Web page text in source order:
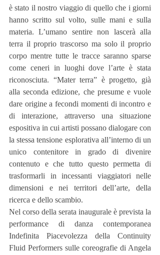
è stato il nostro viaggio di quello che i giorni
hanno scritto sul volto, sulle mani e sulla
materia. L’umano sentire non lascerà alla
terra il proprio trascorso ma solo il proprio
corpo mentre tutte le tracce saranno sparse
come ceneri in luoghi dove l’arte è stata
riconosciuta. “Mater terra” è progetto, già
alla seconda edizione, che presume e vuole
dare origine a fecondi momenti di incontro e
di interazione, attraverso una situazione
espositiva in cui artisti possano dialogare con
la stessa tensione esplorativa all’interno di un
unico contenitore in grado di divenire
contenuto e che tutto questo permetta di
trasformarli in incessanti viaggiatori nelle
dimensioni e nei territori dell’arte, della
ricerca e dello scambio.
Nel corso della serata inaugurale è prevista la
performance di danza contemporanea
Indefinita Piacevolezza della Continuity
Fluid Performers sulle coreografie di Angela